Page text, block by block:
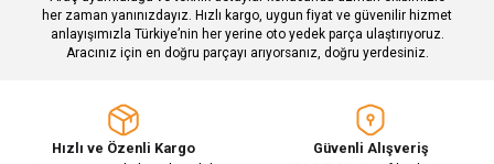
Gönder
her zaman yanınızdayız. Hızlı kargo, uygun fiyat ve güvenilir hizmet
anlayışımızla Türkiye’nin her yerine oto yedek parça ulaştırıyoruz.
Aracınız için en doğru parçayı arıyorsanız, doğru yerdesiniz.
Hızlı ve Özenli Kargo Güvenli Alışveriş